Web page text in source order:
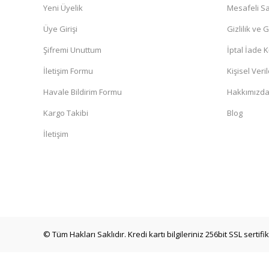
Yeni Üyelik
Üye Girişi
Şifremi Unuttum
İletişim Formu
Havale Bildirim Formu
Kargo Takibi
İletişim
Mesafeli
Gizlilik ve
İptal İade
Kişisel
Hakkımızda
Blog
© Tüm Hakları Saklıdır. Kredi kartı bilgileriniz 256bit SSL